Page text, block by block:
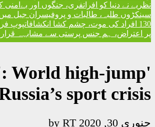
نظریے نے دنیا کو افراتفری، جنگوں اور
سینکڑوں طلبہ، طالبات و پروفیسران جیل میں
130 افراد کی موت، چشم کشا انکشافات
پوپ
پر اعتراض، ہم جنس پرستی سے مشابہہ قرار
World high-jump
sport crisis
جنوری 30, 2020 RT